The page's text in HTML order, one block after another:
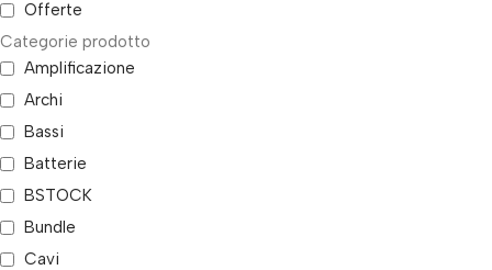
Offerte
Categorie prodotto
Amplificazione
Archi
Bassi
Batterie
BSTOCK
Bundle
Cavi